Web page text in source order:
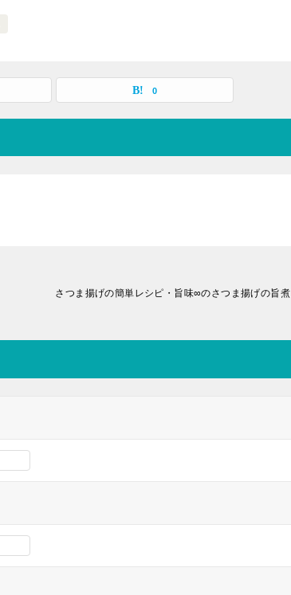
0
さつま揚げの簡単レシピ・旨味∞のさつま揚げの旨煮